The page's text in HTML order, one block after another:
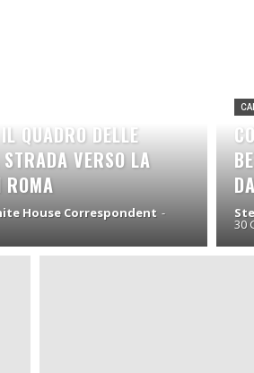
QUADRO DELLE
VERSO LA
House Correspondent -
30